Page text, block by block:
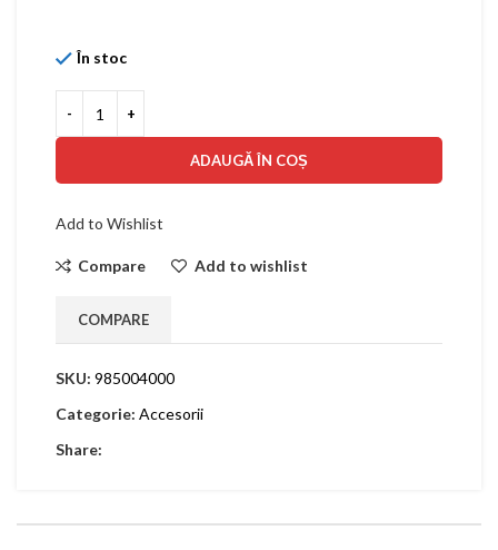
În stoc
ADAUGĂ ÎN COȘ
Add to Wishlist
Compare Add to wishlist
COMPARE
SKU: 985004000
Categorie: Accesorii
Share: